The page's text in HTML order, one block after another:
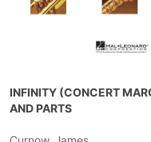
INFINITY (CONCERT
AND PARTS